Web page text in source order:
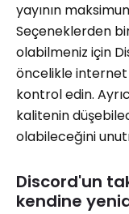
yayının
Seçeneklerden
olabilmeniz için
öncelikle internet
kontrol edin.
kalitenin
olabileceğini
Discord'un
kendine